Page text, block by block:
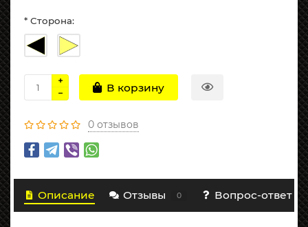
* Сторона:
В корзину
0 отзывов
Описание Отзывы 0 Вопрос-ответ 0